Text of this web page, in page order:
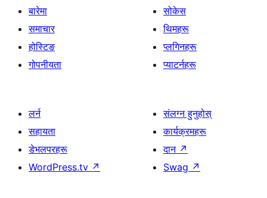
बारेमा
समाचार
होस्टिङ
गोपनीयता
सोकेस
थिमहरू
प्लगिनहरू
प्याटर्नहरू
लर्न
सहायता
डेभलपरहरू
WordPress.tv ↗
संलग्न हुनुहोस्
कार्यक्रमहरू
दान ↗
Swag ↗